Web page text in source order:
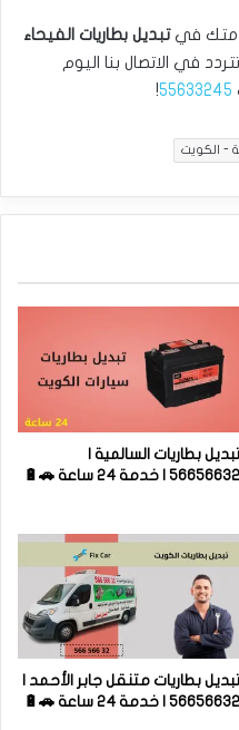
فيتبديل بطاريات الفيحاء
في الاتصال بنا اليوم
55633245
!
- الكويت
تبديل بطاريات السالمية |
56656632 | خدمة 24 ساعة 🚗🔋
تبديل بطاريات متنقل جابر الأحمد |
56656632 | خدمة 24 ساعة 🚗🔋